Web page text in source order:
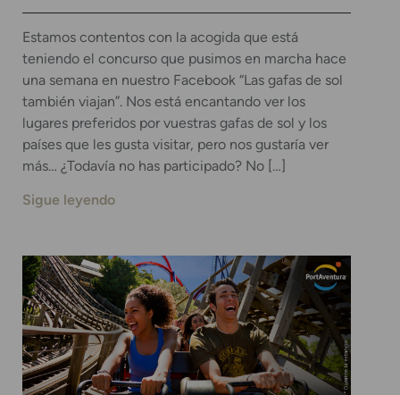
Estamos contentos con la acogida que está
teniendo el concurso que pusimos en marcha hace
una semana en nuestro Facebook “Las gafas de sol
también viajan”. Nos está encantando ver los
lugares preferidos por vuestras gafas de sol y los
países que les gusta visitar, pero nos gustaría ver
más… ¿Todavía no has participado? No […]
Sigue leyendo